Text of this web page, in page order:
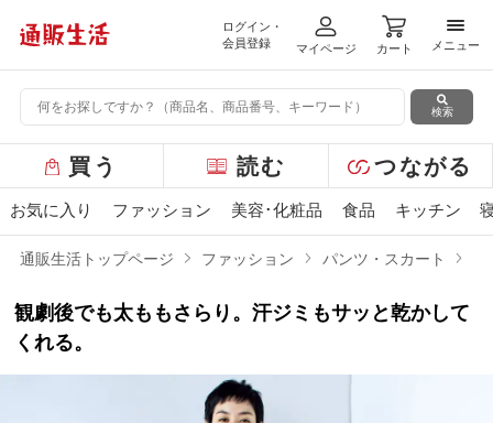
ログイン・
会員登録
マイページ カート
メニ
メニュー
検索
ー
バ
ュ
買う 読む つながる
お気に入り ファッション 美容･化粧品 食品 キッチン
通販生活トップページ ファッション パンツ・スカート
観劇後でも太ももさらり。汗ジミもサッと乾かして
くれる。